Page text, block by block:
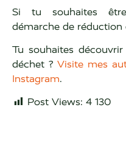
Si tu souhaites
démarche de réduction
Tu souhaites
déchet ? Visite mes
Instagram.
Post Views: 4 130